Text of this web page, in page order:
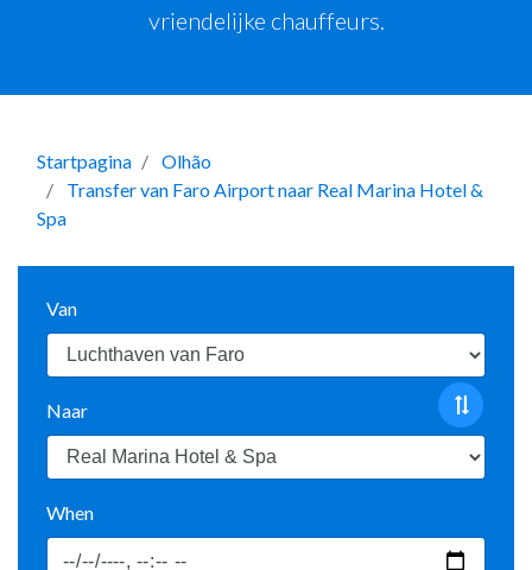
vriendelijke chauffeurs.
Startpagina
Olhão
Transfer van Faro Airport naar Real Marina Hotel &
Spa
Van
Naar
When